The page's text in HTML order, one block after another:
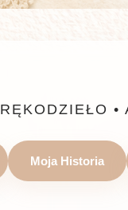
RĘKODZIEŁO •
Moja Historia